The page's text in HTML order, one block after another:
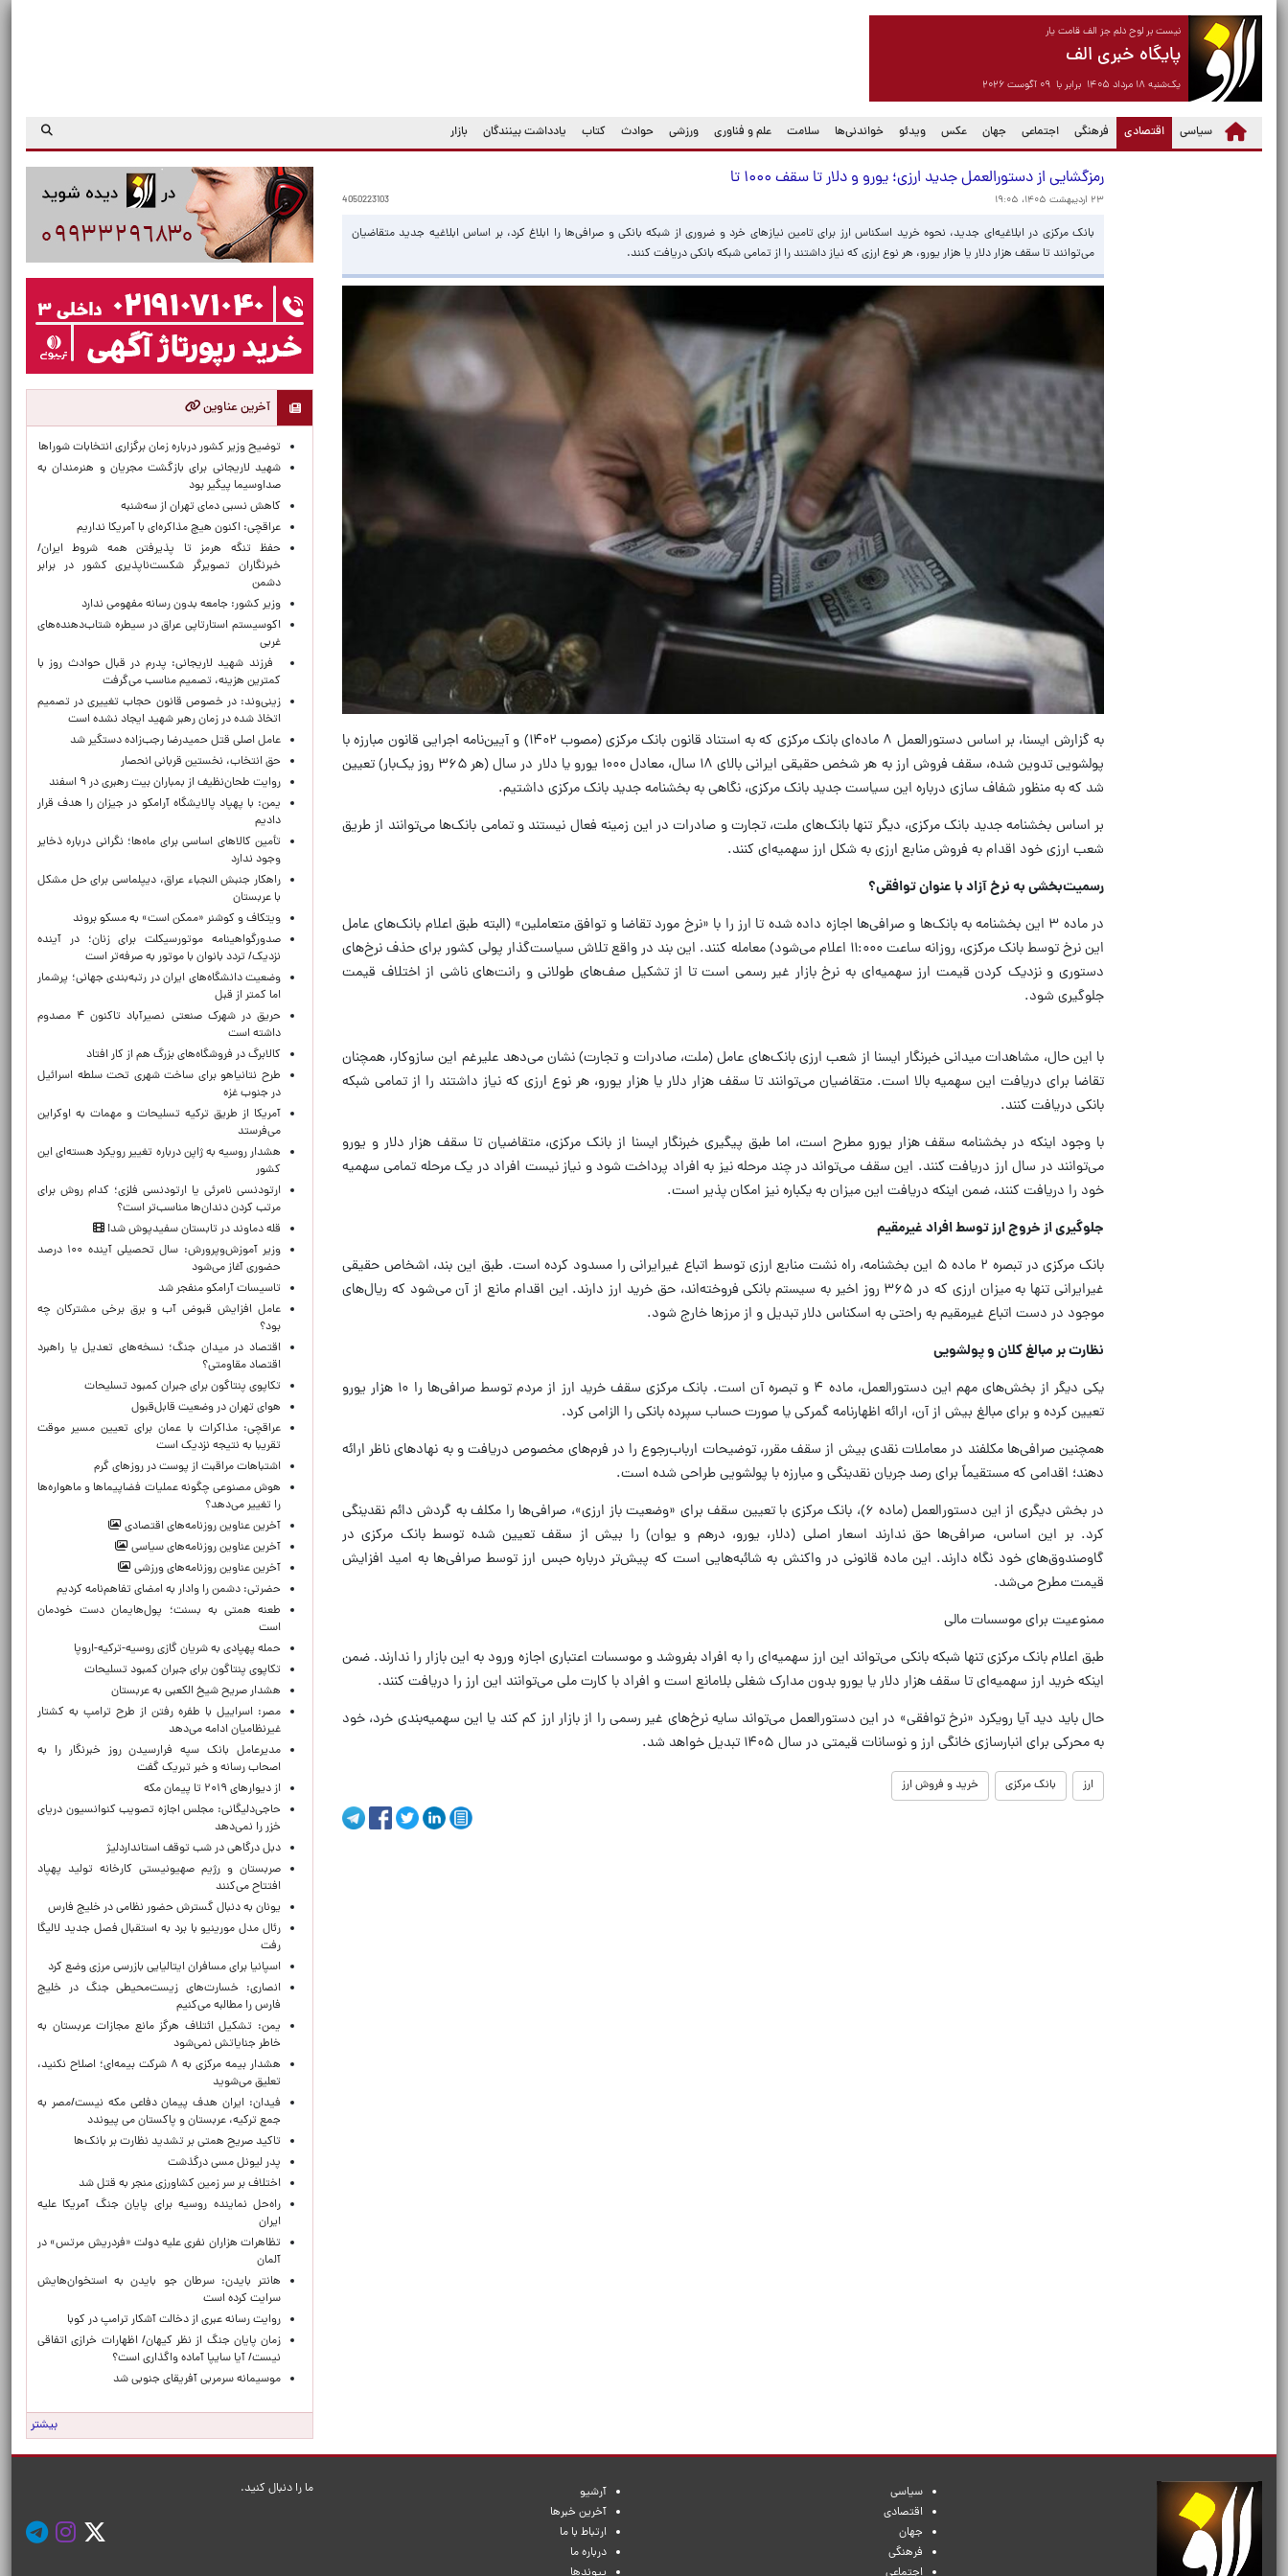
نیست بر لوح دلم جز الف قامت یار
پایگاه خبری الف
یک‌شنبه ۱۸ مرداد ۱۴۰۵ برابر با ۰۹ آگوست ۲۰۲۶
سیاسی اقتصادی
(current) فرهنگی اجتماعی جهان عکس ویدئو خواندنی‌ها سلامت علم و فناوری ورزشی حوادث کتاب یادداشت بینندگان بازار
رمزگشایی از دستورالعمل جدید ارزی؛ یورو و دلار تا سقف ۱۰۰۰ تا
۲۳ اردیبهشت ۱۴۰۵، ۱۹:۰۵ 4050223103
بانک مرکزی در ابلاغیه‌ای جدید، نحوه خرید اسکناس ارز برای تامین نیازهای خرد و ضروری از شبکه بانکی و صرافی‌ها را ابلاغ کرد، بر اساس ابلاغیه جدید متقاضیان
می‌توانند تا سقف هزار دلار یا هزار یورو، هر نوع ارزی که نیاز داشتند را از تمامی شبکه بانکی دریافت کنند.
به گزارش ایسنا، بر اساس دستورالعمل ۸ ماده‌ای بانک مرکزی که به استناد قانون بانک مرکزی (مصوب ۱۴۰۲) و آیین‌نامه اجرایی قانون مبارزه با
پولشویی تدوین شده، سقف فروش ارز به هر شخص حقیقی ایرانی بالای ۱۸ سال، معادل ۱۰۰۰ یورو یا دلار در سال (هر ۳۶۵ روز یک‌بار) تعیین
شد که به منظور شفاف سازی درباره این سیاست جدید بانک مرکزی، نگاهی به بخشنامه جدید بانک مرکزی داشتیم.
بر اساس بخشنامه جدید بانک مرکزی، دیگر تنها بانک‌های ملت، تجارت و صادرات در این زمینه فعال نیستند و تمامی بانک‌ها می‌توانند از طریق
شعب ارزی خود اقدام به فروش منابع ارزی به شکل ارز سهمیه‌ای کنند.
رسمیت‌بخشی به نرخ آزاد با عنوان توافقی؟
در ماده ۳ این بخشنامه به بانک‌ها و صرافی‌ها اجازه داده شده تا ارز را با «نرخ مورد تقاضا و توافق متعاملین» (البته طبق اعلام بانک‌های عامل
این نرخ توسط بانک مرکزی، روزانه ساعت ۱۱:۰۰۰ اعلام می‌شود) معامله کنند. این بند در واقع تلاش سیاست‌گذار پولی کشور برای حذف نرخ‌های
دستوری و نزدیک کردن قیمت ارز سهمیه‌ای به نرخ بازار غیر رسمی است تا از تشکیل صف‌های طولانی و رانت‌های ناشی از اختلاف قیمت
جلوگیری شود.
با این حال، مشاهدات میدانی خبرنگار ایسنا از شعب ارزی بانک‌های عامل (ملت، صادرات و تجارت) نشان می‌دهد علیرغم این سازوکار، همچنان
تقاضا برای دریافت این سهمیه بالا است. متقاضیان می‌توانند تا سقف هزار دلار یا هزار یورو، هر نوع ارزی که نیاز داشتند را از تمامی شبکه
بانکی دریافت کنند.
با وجود اینکه در بخشنامه سقف هزار یورو مطرح است، اما طبق پیگیری خبرنگار ایسنا از بانک مرکزی، متقاضیان تا سقف هزار دلار و یورو
می‌توانند در سال ارز دریافت کنند. این سقف می‌تواند در چند مرحله نیز به افراد پرداخت شود و نیاز نیست افراد در یک مرحله تمامی سهمیه
خود را دریافت کنند، ضمن اینکه دریافت این میزان به یکباره نیز امکان پذیر است.
جلوگیری از خروج ارز توسط افراد غیرمقیم
بانک مرکزی در تبصره ۲ ماده ۵ این بخشنامه، راه نشت منابع ارزی توسط اتباع غیرایرانی را مسدود کرده است. طبق این بند، اشخاص حقیقی
غیرایرانی تنها به میزان ارزی که در ۳۶۵ روز اخیر به سیستم بانکی فروخته‌اند، حق خرید ارز دارند. این اقدام مانع از آن می‌شود که ریال‌های
موجود در دست اتباع غیرمقیم به راحتی به اسکناس دلار تبدیل و از مرزها خارج شود.
نظارت بر مبالغ کلان و پولشویی
یکی دیگر از بخش‌های مهم این دستورالعمل، ماده ۴ و تبصره آن است. بانک مرکزی سقف خرید ارز از مردم توسط صرافی‌ها را ۱۰ هزار یورو
تعیین کرده و برای مبالغ بیش از آن، ارائه اظهارنامه گمرکی یا صورت‌ حساب سپرده بانکی را الزامی کرد.
همچنین صرافی‌ها مکلفند در معاملات نقدی بیش از سقف مقرر، توضیحات ارباب‌رجوع را در فرم‌های مخصوص دریافت و به نهادهای ناظر ارائه
دهند؛ اقدامی که مستقیماً برای رصد جریان نقدینگی و مبارزه با پولشویی طراحی شده است.
در بخش دیگری از این دستورالعمل (ماده ۶)، بانک مرکزی با تعیین سقف برای «وضعیت باز ارزی»، صرافی‌ها را مکلف به گردش دائم نقدینگی
کرد. بر این اساس، صرافی‌ها حق ندارند اسعار اصلی (دلار، یورو، درهم و یوان) را بیش از سقف تعیین‌ شده توسط بانک مرکزی در
گاوصندوق‌های خود نگاه دارند. این ماده قانونی در واکنش به شائبه‌هایی است که پیش‌تر درباره حبس ارز توسط صرافی‌ها به امید افزایش
قیمت مطرح می‌شد.
ممنوعیت برای موسسات مالی
طبق اعلام بانک مرکزی تنها شبکه بانکی می‌تواند این ارز سهمیه‌ای را به افراد بفروشد و موسسات اعتباری اجازه ورود به این بازار را ندارند. ضمن
اینکه خرید ارز سهمیه‌ای تا سقف هزار دلار یا یورو بدون مدارک شغلی بلامانع است و افراد با کارت ملی می‌توانند این ارز را دریافت کنند.
حال باید دید آیا رویکرد «نرخ توافقی» در این دستورالعمل می‌تواند سایه نرخ‌های غیر رسمی را از بازار ارز کم کند یا این سهمیه‌بندی خرد، خود
به محرکی برای انبارسازی خانگی ارز و نوسانات قیمتی در سال ۱۴۰۵ تبدیل خواهد شد.
ارز بانک مرکزی خرید و فروش ارز
آخرین عناوین
توضیح وزیر کشور درباره زمان برگزاری انتخابات شوراها
شهید لاریجانی برای بازگشت مجریان و هنرمندان به
صداوسیما پیگیر بود
کاهش نسبی دمای تهران از سه‌شنبه
عراقچی: اکنون هیچ مذاکره‌ای با آمریکا نداریم
حفظ تنگه هرمز تا پذیرفتن همه شروط ایران/
خبرنگاران تصویرگر شکست‌ناپذیری کشور در برابر
دشمن
وزیر کشور: جامعه بدون رسانه مفهومی ندارد
اکوسیستم استارتاپی عراق در سیطره شتاب‌دهنده‌‌های
غربی
فرزند شهید لاریجانی: پدرم در قبال حوادث روز با
کمترین هزینه، تصمیم مناسب می‌گرفت
زینی‌وند: در خصوص قانون حجاب تغییری در تصمیم
اتخاذ شده در زمان رهبر شهید ایجاد نشده است
عامل اصلی قتل حمیدرضا رجب‌زاده دستگیر شد
حق انتخاب، نخستین قربانی انحصار
روایت طحان‌نظیف از بمباران بیت رهبری در ۹ اسفند
یمن: با پهپاد پالایشگاه آرامکو در جیزان را هدف قرار
دادیم
تأمین کالاهای اساسی برای ماه‌ها؛ نگرانی درباره ذخایر
وجود ندارد
راهکار جنبش النجباء عراق، دیپلماسی برای حل مشکل
با عربستان
ویتکاف و کوشنر «ممکن است» به مسکو بروند
صدورگواهینامه موتورسیکلت برای زنان؛ در آینده
نزدیک/ تردد بانوان با موتور به‌ صرفه‌تر است
وضعیت دانشگاه‌های ایران در رتبه‌بندی جهانی؛ پرشمار
اما کمتر از قبل
حریق در شهرک صنعتی نصیرآباد تاکنون ۴ مصدوم
داشته است
کالابرگ در فروشگاه‌های بزرگ هم از کار افتاد
طرح نتانیاهو برای ساخت شهری تحت سلطه اسرائیل
در جنوب غزه
آمریکا از طریق ترکیه تسلیحات و مهمات به اوکراین
می‌فرستد
هشدار روسیه به ژاپن درباره تغییر رویکرد هسته‌ای این
کشور
ارتودنسی نامرئی یا ارتودنسی فلزی؛ کدام روش برای
مرتب کردن دندان‌ها مناسب‌تر است؟
قله دماوند در تابستان سفیدپوش شد!
وزیر آموزش‌وپرورش: سال تحصیلی آینده ۱۰۰ درصد
حضوری آغاز می‌شود
تاسیسات آرامکو منفجر شد
عامل افزایش قبوض آب و برق برخی مشترکان چه
بود؟
اقتصاد در میدان جنگ؛ نسخه‌های تعدیل یا راهبرد
اقتصاد مقاومتی؟
تکاپوی پنتاگون برای جبران کمبود تسلیحات
هوای تهران در وضعیت قابل‌قبول
عراقچی: مذاکرات با عمان برای تعیین مسیر موقت
تقریبا به نتیجه نزدیک است
اشتباهات مراقبت از پوست در روزهای گرم
هوش مصنوعی چگونه عملیات فضاپیماها و ماهواره‌ها
را تغییر می‌دهد؟
آخرین عناوین روزنامه‌های اقتصادی
آخرین عناوین روزنامه‌های سیاسی
آخرین عناوین روزنامه‌های ورزشی
حضرتی: دشمن را وادار به امضای تفاهم‌نامه کردیم
طعنه همتی به بسنت؛ پول‌هایمان دست خودمان
است
حمله پهپادی به شریان گازی روسیه-ترکیه-اروپا
تکاپوی پنتاگون برای جبران کمبود تسلیحات
هشدار صریح شیخ الکعبی به عربستان
مصر: اسراییل با طفره رفتن از طرح ترامپ به کشتار
غیرنظامیان ادامه می‌دهد
مدیرعامل بانک سپه فرارسیدن روز خبرنگار را به
اصحاب رسانه و خبر تبریک گفت
از دیوارهای ۲۰۱۹ تا پیمان مکه
حاجی‌دلیگانی: مجلس اجازه تصویب کنوانسیون دریای
خزر را نمی‌دهد
دبل درگاهی در شب توقف استانداردلیژ
صربستان و رژیم صهیونیستی کارخانه تولید پهپاد
افتتاح می‌کنند
یونان به دنبال گسترش حضور نظامی در خلیج فارس
رئال مدل مورینیو با برد به استقبال فصل جدید لالیگا
رفت
اسپانیا برای مسافران ایتالیایی بازرسی مرزی وضع کرد
انصاری: خسارت‌های زیست‌محیطی جنگ در خلیج
فارس را مطالبه‌ می‌کنیم
یمن: تشکیل ائتلاف هرگز مانع مجازات عربستان به
خاطر جنایاتش نمی‌شود
هشدار بیمه مرکزی به ۸ شرکت بیمه‌ای؛ اصلاح نکنید،
تعلیق می‌شوید
فیدان: ایران هدف پیمان دفاعی مکه نیست/مصر به
جمع ترکیه، عربستان و پاکستان می پیوندد
تاکید صریح همتی بر تشدید نظارت بر بانک‌ها
پدر لیونل مسی درگذشت
اختلاف بر سر زمین کشاورزی منجر به قتل شد
راه‌حل نماینده روسیه برای پایان جنگ آمریکا علیه
ایران
تظاهرات هزاران نفری علیه دولت «فردریش مرتس» در
آلمان
هانتر بایدن: سرطان جو بایدن به استخوان‌هایش
سرایت کرده است
روایت رسانه عبری از دخالت آشکار ترامپ در کوبا
زمان پایان جنگ از نظر کیهان/ اظهارات خرازی اتفاقی
نیست/ آیا سایپا آماده واگذاری است؟
موسیمانه سرمربی آفریقای جنوبی شد
بیشتر
سیاسی
اقتصادی
جهان
فرهنگی
آرشیو
آخرین خبرها
ارتباط با ما
درباره ما
ما را دنبال کنید.